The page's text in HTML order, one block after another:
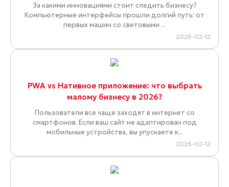
За какими инновациями стоит следить бизнесу?
Компьютерные интерфейсы прошли долгий путь: от
первых машин со световыми ...
2026-02-12
PWA vs Нативное приложение: что выбрать
малому бизнесу в 2026?
Пользователи все чаще заходят в интернет со
смартфонов. Если ваш сайт не адаптирован под
мобильные устройства, вы упускаете к...
2026-02-12